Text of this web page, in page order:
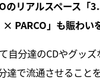
のリアルスペース「
PARCO」も賑わい
自分達のCDやグッズ
達で流通させること